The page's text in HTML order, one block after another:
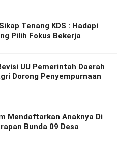
Tenang KDS : Hadapi
Pilih Fokus Bekerja
UU Pemerintah Daerah
Dorong Penyempurnaan
Mendaftarkan Anaknya Di
Bunda 09 Desa